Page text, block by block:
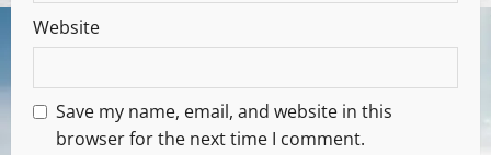
Website
Save my name, email, and website in this
browser for the next time I comment.